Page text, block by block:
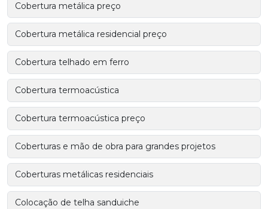
Cobertura metálica preço
Cobertura metálica residencial preço
Cobertura telhado em ferro
Cobertura termoacústica
Cobertura termoacústica preço
Coberturas e mão de obra para grandes projetos
Coberturas metálicas residenciais
Colocação de telha sanduiche